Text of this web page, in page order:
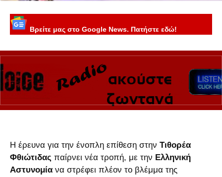
Βρείτε μας στο Google News. Πατήστε εδώ!
Η έρευνα για την ένοπλη επίθεση στην Τιθορέα
Φθιώτιδας παίρνει νέα τροπή, με την Ελληνική
Αστυνομία να στρέφει πλέον το βλέμμα της